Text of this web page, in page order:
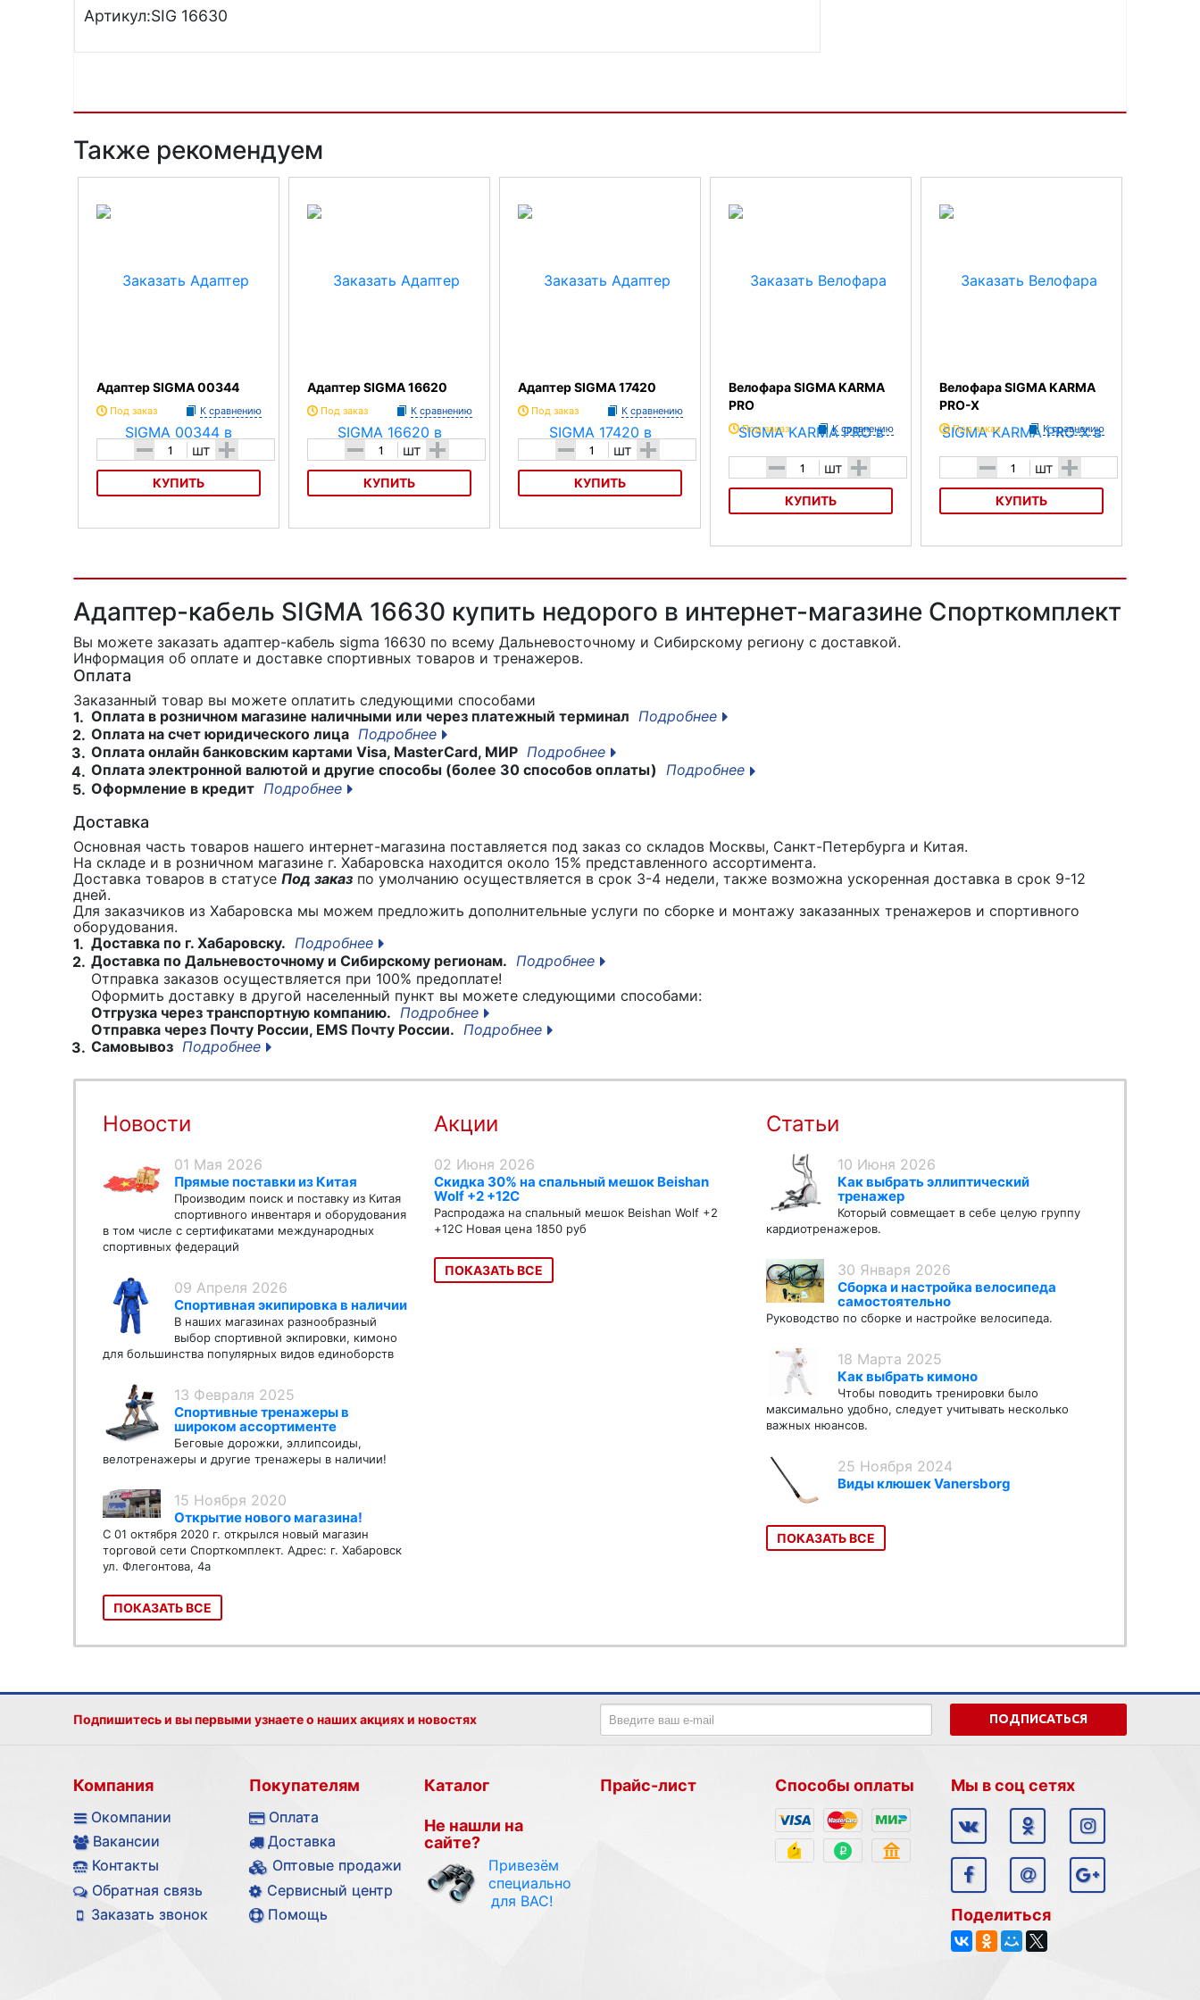
Артикул:SIG 16630
Также рекомендуем
Адаптер SIGMA 00344
Под заказ К сравнению
- шт +
КУПИТЬ
Адаптер SIGMA 16620
Под заказ К сравнению
- шт +
КУПИТЬ
Адаптер SIGMA 17420
Под заказ К сравнению
- шт +
КУПИТЬ
Велофара SIGMA KARMA
PRO
Под заказ К сравнению
- шт +
КУПИТЬ
Велофара SIGMA KARMA
PRO-X
Под заказ К сравнению
- шт +
КУПИТЬ
Адаптер-кабель SIGMA 16630 купить недорого в интернет-магазине Спорткомплект
Вы можете заказать адаптер-кабель sigma 16630 по всему Дальневосточному и Сибирскому региону с доставкой.
Информация об оплате и доставке спортивных товаров и тренажеров.
Оплата
Заказанный товар вы можете оплатить следующими способами
1. Оплата в розничном магазине наличными или через платежный терминал Подробнее
2. Оплата на счет юридического лица Подробнее
3. Оплата онлайн банковским картами Visa, MasterCard, МИР Подробнее
4. Оплата электронной валютой и другие способы (более 30 способов оплаты) Подробнее
5. Оформление в кредит Подробнее
Доставка
Основная часть товаров нашего интернет-магазина поставляется под заказ со складов Москвы, Санкт-Петербурга и Китая.
На складе и в розничном магазине г. Хабаровска находится около 15% представленного ассортимента.
Доставка товаров в статусе Под заказ по умолчанию осуществляется в срок 3-4 недели, также возможна ускоренная доставка в срок 9-12
дней.
Для заказчиков из Хабаровска мы можем предложить дополнительные услуги по сборке и монтажу заказанных тренажеров и спортивного
оборудования.
1. Доставка по г. Хабаровску. Подробнее
2. Доставка по Дальневосточному и Сибирскому регионам. Подробнее
Отправка заказов осуществляется при 100% предоплате!
Оформить доставку в другой населенный пункт вы можете следующими способами:
Отгрузка через транспортную компанию. Подробнее
Отправка через Почту России, EMS Почту России. Подробнее
3. Самовывоз Подробнее
Новости
01 Мая 2026
Прямые поставки из Китая
Производим поиск и поставку из Китая
спортивного инвентаря и оборудования
в том числе с сертификатами международных
спортивных федераций
09 Апреля 2026
Спортивная экипировка в наличии
В наших магазинах разнообразный
выбор спортивной экпировки, кимоно
для большинства популярных видов единоборств
13 Февраля 2025
Спортивные тренажеры в
широком ассортименте
Беговые дорожки, эллипсоиды,
велотренажеры и другие тренажеры в наличии!
15 Ноября 2020
Открытие нового магазина!
С 01 октября 2020 г. открылся новый магазин
торговой сети Спорткомплект. Адрес: г. Хабаровск
ул. Флегонтова, 4а
ПОКАЗАТЬ ВСЕ
Акции
02 Июня 2026
Скидка 30% на спальный мешок Beishan
Wolf +2 +12C
Распродажа на спальный мешок Beishan Wolf +2
+12C Новая цена 1850 руб
ПОКАЗАТЬ ВСЕ
Статьи
10 Июня 2026
Как выбрать эллиптический
тренажер
Который совмещает в себе целую группу
кардиотренажеров.
30 Января 2026
Сборка и настройка велосипеда
самостоятельно
Руководство по сборке и настройке велосипеда.
18 Марта 2025
Как выбрать кимоно
Чтобы поводить тренировки было
максимально удобно, следует учитывать несколько
важных нюансов.
25 Ноября 2024
Виды клюшек Vanersborg
ПОКАЗАТЬ ВСЕ
Подпишитесь и вы первыми узнаете о наших акциях и новостях ПОДПИСАТЬСЯ
Компания
Окомпании
Вакансии
Контакты
Обратная связь
Заказать звонок
Покупателям
Оплата
Доставка
Оптовые продажи
Сервисный центр
Помощь
Каталог
Не нашли на
сайте?
Привезём
специально
для ВАС!
Прайс-лист Способы оплаты Мы в соц сетях
Поделиться